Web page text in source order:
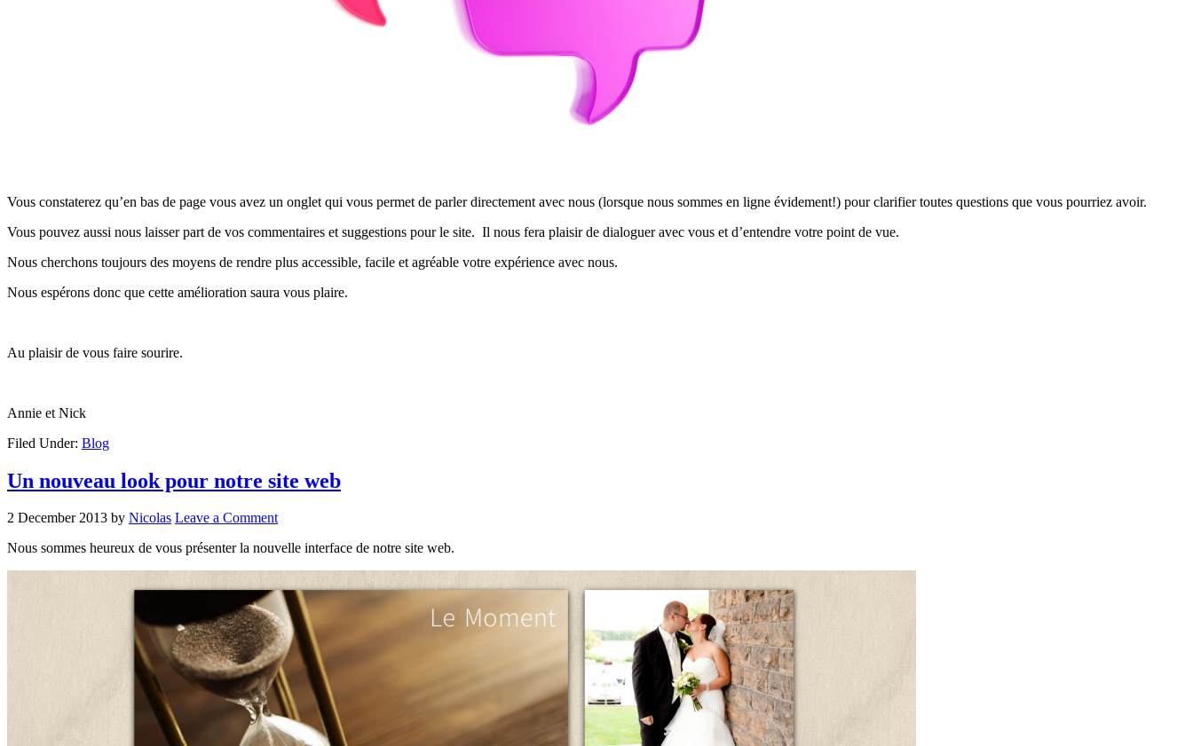
Vous constaterez qu’en bas de page vous avez un onglet qui vous permet de parler directement avec nous (lorsque nous sommes en ligne évidement!) pour clarifier toutes questions que vous pourriez avoir.
Vous pouvez aussi nous laisser part de vos commentaires et suggestions pour le site. Il nous fera plaisir de dialoguer avec vous et d’entendre votre point de vue.
Nous cherchons toujours des moyens de rendre plus accessible, facile et agréable votre expérience avec nous.
Nous espérons donc que cette amélioration saura vous plaire.
Au plaisir de vous faire sourire.
Annie et Nick
Filed Under: Blog
Un nouveau look pour notre site web
2 December 2013 by Nicolas Leave a Comment
Nous sommes heureux de vous présenter la nouvelle interface de notre site web.